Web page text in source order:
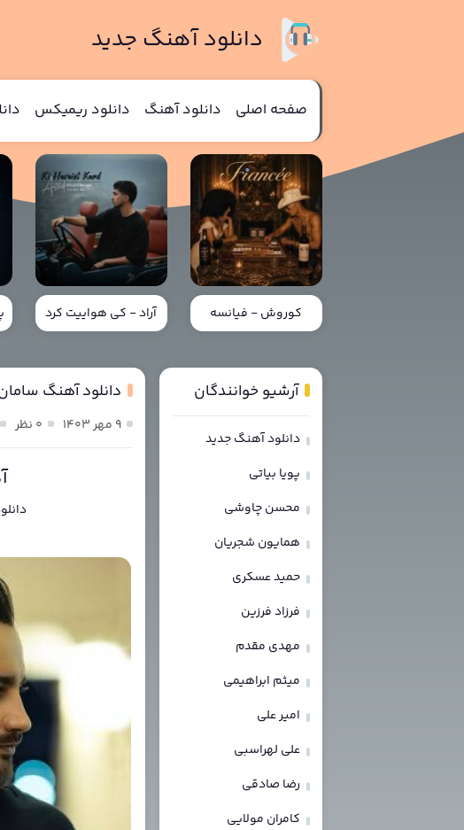
دانلود آهنگ جدید
صفحه اصلی دانلود آهنگ دانلود ریمیکس
کوروش - فیانسه آراد - کی هواییت کرد
دانلود آهنگ
۹ مهر ۱۴۰۳ ۰ نظر
آرشیو خوانندگان
دانلود آهنگ جدید
پویا بیاتی
محسن چاوشی
همایون شجریان
حمید عسکری
فرزاد فرزین
مهدی مقدم
میثم ابراهیمی
امیر علی
علی لهراسبی
رضا صادقی
کامران مولایی